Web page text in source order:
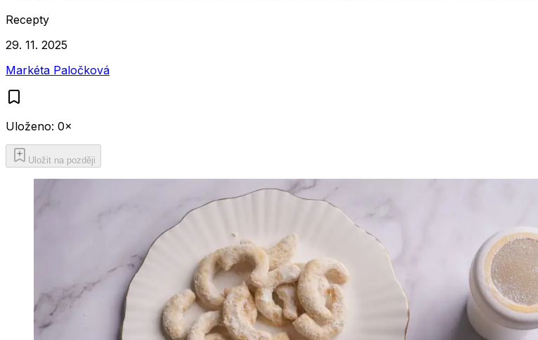
Recepty
29. 11. 2025
Markéta Paločková
Uloženo: 0×
Uložit na později